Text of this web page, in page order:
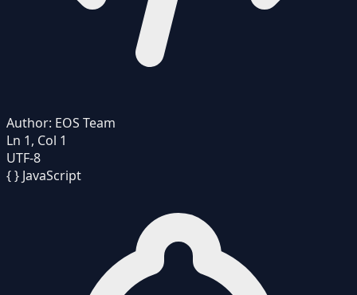
Author: EOS Team
Ln 1, Col 1
UTF-8
{ } JavaScript